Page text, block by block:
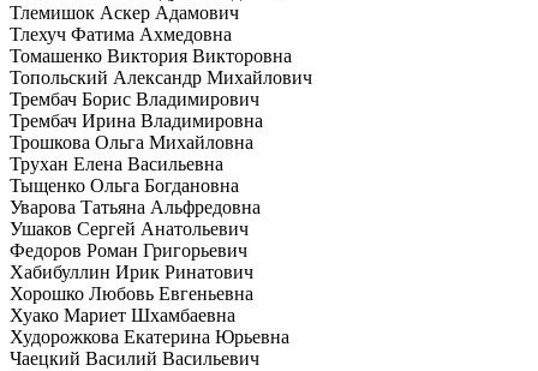
Тлемишок Аскер Адамович
Тлехуч Фатима Ахмедовна
Томашенко Виктория Викторовна
Топольский Александр Михайлович
Трембач Борис Владимирович
Трембач Ирина Владимировна
Трошкова Ольга Михайловна
Трухан Елена Васильевна
Тыщенко Ольга Богдановна
Уварова Татьяна Альфредовна
Ушаков Сергей Анатольевич
Федоров Роман Григорьевич
Хабибуллин Ирик Ринатович
Хорошко Любовь Евгеньевна
Хуако Мариет Шхамбаевна
Худорожкова Екатерина Юрьевна
Чаецкий Василий Васильевич